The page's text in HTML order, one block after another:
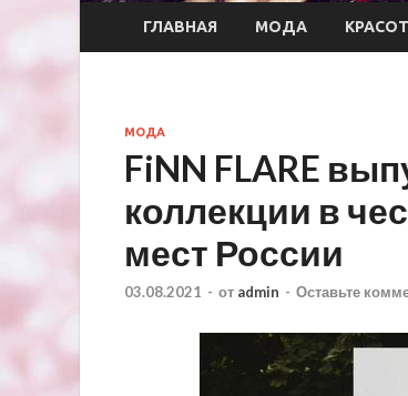
ГЛАВНАЯ МОДА
МОДА
FiNN FLARE
коллекции в
мест России
03.08.2021 - от admin - Оставьте